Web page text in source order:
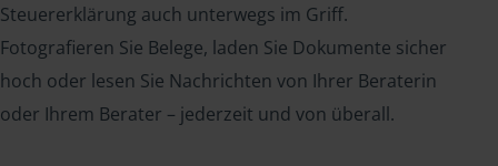
Steuererklärung auch unterwegs im Griff.
Fotografieren Sie Belege, laden Sie Dokumente sicher
hoch oder lesen Sie Nachrichten von Ihrer Beraterin
oder Ihrem Berater – jederzeit und von überall.